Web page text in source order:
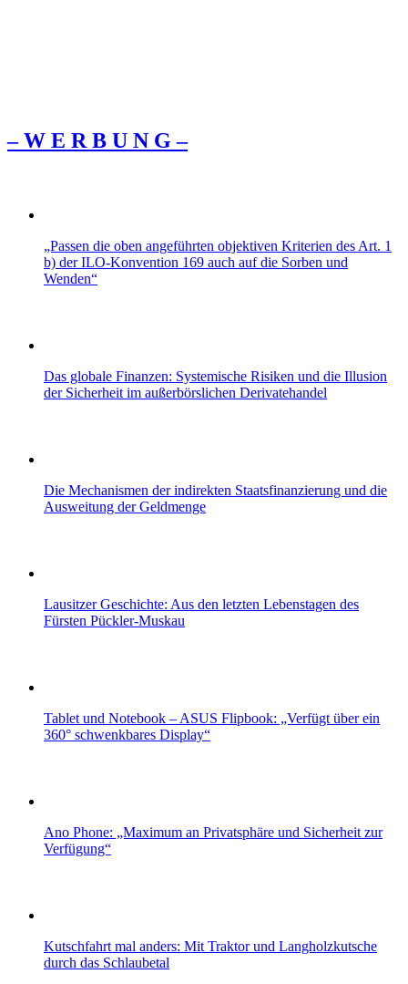
– W Ε R Β U Ν G –
„Passen die oben angeführten objektiven Kriterien des Art. 1
b) der ILO-Konvention 169 auch auf die Sorben und
Wenden“
Das globale Finanzen: Systemische Risiken und die Illusion
der Sicherheit im außerbörslichen Derivatehandel
Die Mechanismen der indirekten Staatsfinanzierung und die
Ausweitung der Geldmenge
Lausitzer Geschichte: Aus den letzten Lebenstagen des
Fürsten Pückler-Muskau
Tablet und Notebook – ASUS Flipbook: „Verfügt über ein
360° schwenkbares Display“
Ano Phone: „Maximum an Privatsphäre und Sicherheit zur
Verfügung“
Kutschfahrt mal anders: Mit Traktor und Langholzkutsche
durch das Schlaubetal